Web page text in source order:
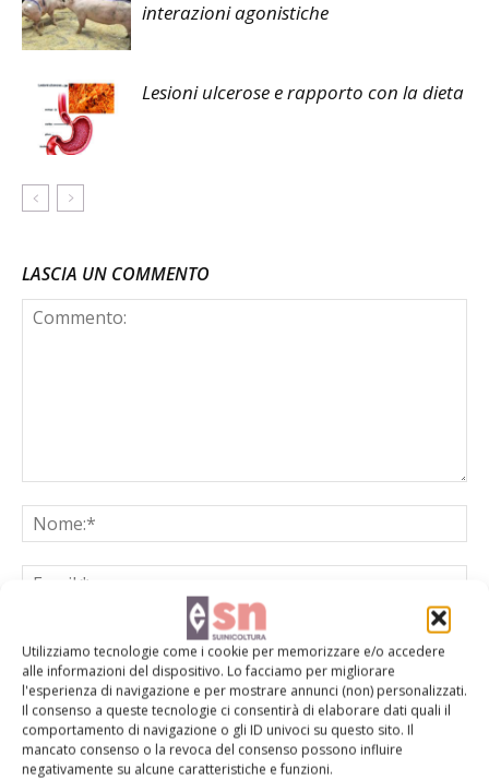
Utilizziamo tecnologie come i cookie per memorizzare e/o accedere
alle informazioni del dispositivo. Lo facciamo per migliorare
l'esperienza di navigazione e per mostrare annunci (non) personalizzati.
Il consenso a queste tecnologie ci consentirà di elaborare dati quali il
comportamento di navigazione o gli ID univoci su questo sito. Il
mancato consenso o la revoca del consenso possono influire
negativamente su alcune caratteristiche e funzioni.
interazioni agonistiche
Lesioni ulcerose e rapporto con la dieta
LASCIA UN COMMENTO
Salva il mio nome, email e sito web in questo browser per la
prossima volta che commento.